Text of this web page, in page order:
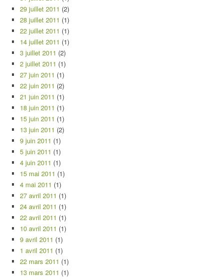
29 juillet 2011 (2)
28 juillet 2011 (1)
22 juillet 2011 (1)
14 juillet 2011 (1)
3 juillet 2011 (2)
2 juillet 2011 (1)
27 juin 2011 (1)
22 juin 2011 (2)
21 juin 2011 (1)
18 juin 2011 (1)
15 juin 2011 (1)
13 juin 2011 (2)
9 juin 2011 (1)
5 juin 2011 (1)
4 juin 2011 (1)
15 mai 2011 (1)
4 mai 2011 (1)
27 avril 2011 (1)
24 avril 2011 (1)
22 avril 2011 (1)
10 avril 2011 (1)
9 avril 2011 (1)
1 avril 2011 (1)
22 mars 2011 (1)
13 mars 2011 (1)